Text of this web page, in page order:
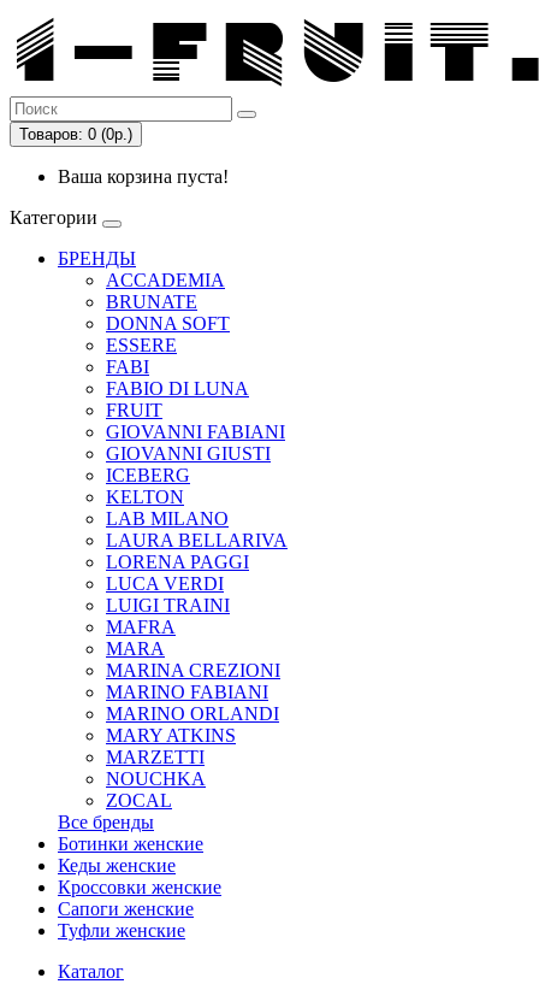
Товаров: 0 (0р.)
Ваша корзина пуста!
Категории
БРЕНДЫ
ACCADEMIA
BRUNATE
DONNA SOFT
ESSERE
FABI
FABIO DI LUNA
FRUIT
GIOVANNI FABIANI
GIOVANNI GIUSTI
ICEBERG
KELTON
LAB MILANO
LAURA BELLARIVA
LORENA PAGGI
LUCA VERDI
LUIGI TRAINI
MAFRA
MARA
MARINA CREZIONI
MARINO FABIANI
MARINO ORLANDI
MARY ATKINS
MARZETTI
NOUCHKA
ZOCAL
Все бренды
Ботинки женские
Кеды женские
Кроссовки женские
Сапоги женские
Туфли женские
Каталог